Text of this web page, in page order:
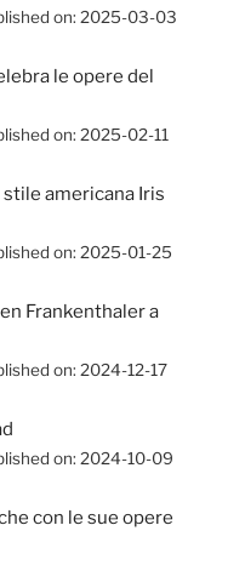
on: 2025-03-03
le opere del
on: 2025-02-11
stile americana Iris
on: 2025-01-25
Frankenthaler a
on: 2024-12-17
on: 2024-10-09
con le sue opere